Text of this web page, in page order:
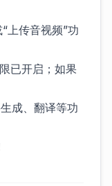
上传音视频”功
已开启；如果
成、翻译等功